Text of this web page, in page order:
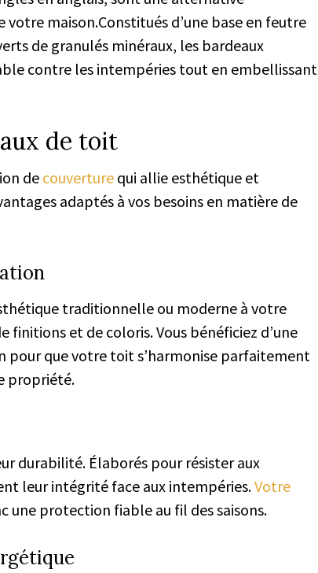
maison.Constitués d’une base en feutre
de granulés minéraux, les bardeaux
contre les intempéries tout en embellissant
de toit
de couverture qui allie esthétique et
adaptés à vos besoins en matière de
traditionnelle ou moderne à votre
finitions et de coloris. Vous bénéficiez d’une
pour que votre toit s’harmonise parfaitement
propriété.
durabilité. Élaborés pour résister aux
leur intégrité face aux intempéries.Votre
une protection fiable au fil des saisons.